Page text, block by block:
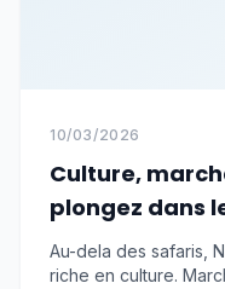
10/03/2026
Culture,
plongez dans
Au-dela des safaris,
riche en culture.